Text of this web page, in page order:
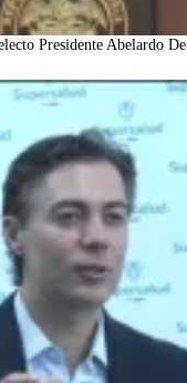
Presidente Abelardo